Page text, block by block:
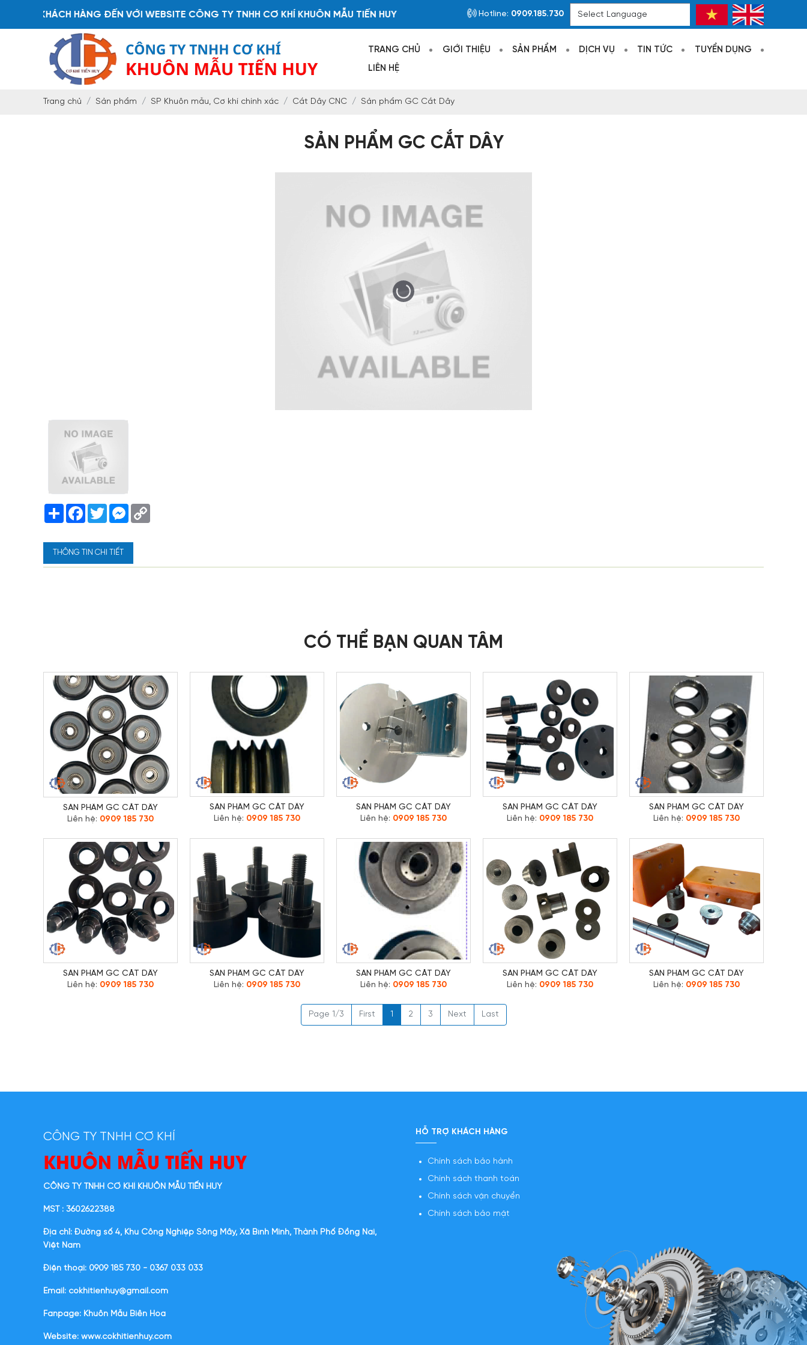
KHÁCH HÀNG ĐẾN VỚI WEBSITE CÔNG TY TNHH CƠ KHÍ KHUÔN MẪU TIẾN HUY Hotline: 0909.185.730
TRANG CHỦ GIỚI THIỆU SẢN PHẨM DỊCH VỤ TIN TỨC
TUYỂN DỤNG
LIÊN HỆ
Trang chủ Sản phẩm SP Khuôn mẫu, Cơ khí chính xác Cắt Dây CNC Sản phẩm GC Cắt Dây
SẢN PHẨM GC CẮT DÂY
Share Facebook
TwitterMessenger
THÔNG TIN CHI TIẾT
CÓ THỂ BẠN QUAN TÂM
SẢN PHẨM GC CẮT DÂY
Liên hệ: 0909 185 730
SẢN PHẨM GC CẮT DÂY
Liên hệ: 0909 185 730
SẢN PHẨM GC CẮT DÂY
Liên hệ: 0909 185 730
SẢN PHẨM GC CẮT DÂY
Liên hệ: 0909 185 730
SẢN PHẨM GC CẮT DÂY
Liên hệ: 0909 185 730
SẢN PHẨM GC CẮT DÂY
Liên hệ: 0909 185 730
SẢN PHẨM GC CẮT DÂY
Liên hệ: 0909 185 730
SẢN PHẨM GC CẮT DÂY
Liên hệ: 0909 185 730
SẢN PHẨM GC CẮT DÂY
Liên hệ: 0909 185 730
SẢN PHẨM GC CẮT DÂY
Liên hệ: 0909 185 730
Page 1/3 First 1 2 3 Next Last
CÔNG TY TNHH CƠ KHÍ
KHUÔN MẪU TIẾN HUY
CÔNG TY TNHH CƠ KHÍ KHUÔN MẪU TIẾN HUY
MST : 3602622388
Địa chỉ: Đường số 4, Khu Công Nghiệp Sông Mây, Xã Bình Minh, Thành Phố Đồng Nai,
Việt Nam
Điện thoại: 0909 185 730 - 0367 033 033
Email: cokhitienhuy@gmail.com
Fanpage: Khuôn Mẫu Biên Hòa
Website: www.cokhitienhuy.com
HỖ TRỢ KHÁCH HÀNG
Chính sách bảo hành
Chính sách thanh toán
Chính sách vận chuyển
Chính sách bảo mật